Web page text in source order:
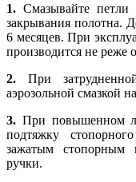
1. Смазывайте петли
закрывания полотна.
6 месяцев. При
производится не реже
2. При
аэрозольной смазкой
3. При повышенном
подтяжку
зажатым стопорным
ручки.